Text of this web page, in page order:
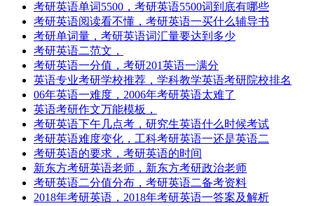
考研英语单词5500，考研英语5500词到底有哪些
考研英语阅读看不懂，考研英语一买什么辅导书
考研单词量，考研英语词汇量要达到多少
考研英语二范文，
考研英语一分值，考研201英语一满分
英语专业考研学校推荐，学科教学英语考研院校排名
06年英语一难度，2006年考研英语太难了
英语考研作文万能模板，
考研英语下午几点考，研究生英语什么时候考试
考研英语难度变化，工科考研英语一还是英语二
考研英语的要求，考研英语的时间
新东方考研英语老师，新东方考研政治老师
考研英语二分值分布，考研英语二备考资料
2018年考研英语，2018年考研英语一答案及解析